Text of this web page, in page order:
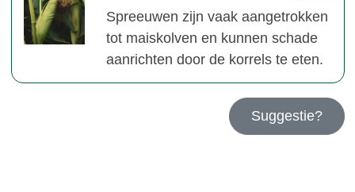
Spreeuwen zijn vaak aangetrokken
tot maiskolven en kunnen schade
aanrichten door de korrels te eten.
Suggestie?